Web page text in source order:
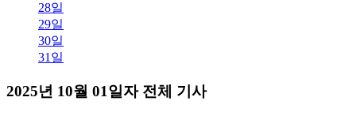
28일
29일
30일
31일
2025년 10월 01일자 전체 기사